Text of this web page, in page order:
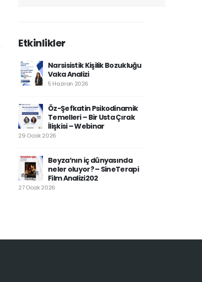
Etkinlikler
Narsisistik Kişilik Bozukluğu
Vaka Analizi
5 Haziran 2026
Öz-Şefkatin Psikodinamik
Temelleri – Bir Usta Çırak
İlişkisi – Webinar
29 Ocak 2026
Beyza’nın iç dünyasında
neler oluyor? – SineTerapi
Film Analizi202
27 Ocak 2026